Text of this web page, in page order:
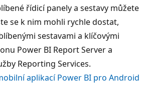
řídicí panely a sestavy můžete
se k nim mohli rychle dostat,
sestavami a klíčovými
Power BI Report Server a
Reporting Services.
aplikací Power BI pro Android